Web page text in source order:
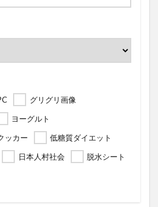
グリグリ画像
ヨーグルト
ッカー
低糖質ダイエット
日本人村社会 脱水シート